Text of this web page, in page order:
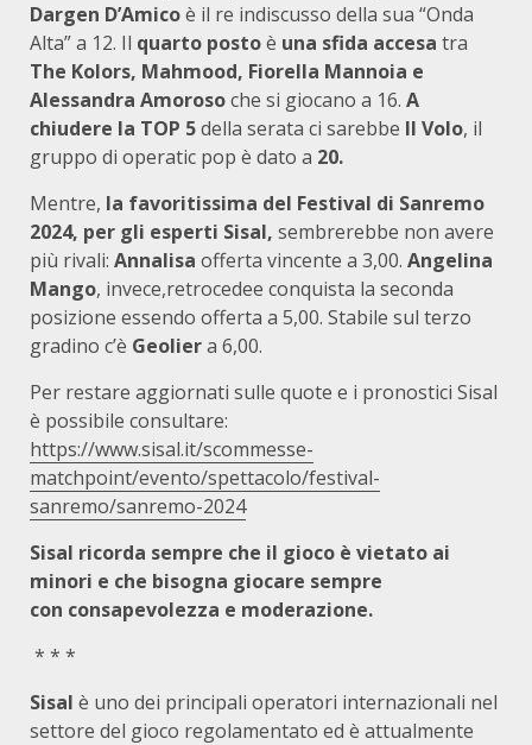
Dargen D’Amicoè il re indiscusso della sua “Onda
Alta” a 12. Il quarto postoè una sfida accesa tra
The Kolors, Mahmood, Fiorella Mannoia e
Alessandra Amorosoche si giocano a 16. A
chiudere la TOP 5della serata ci sarebbe Il Volo, il
gruppo di operatic pop è dato a 20.
Mentre, la favoritissima del Festival di Sanremo
2024, per gli esperti Sisal, sembrerebbe non avere
più rivali: Annalisa offerta vincente a 3,00. Angelina
Mango, invece,retrocedee conquista la seconda
posizione essendo offerta a 5,00. Stabile sul terzo
gradino c’è Geoliera 6,00.
Per restare aggiornati sulle quote e i pronostici Sisal
è possibile consultare:
https://www.sisal.it/scommesse-
matchpoint/evento/spettacolo/festival-
sanremo/sanremo-2024
Sisal ricorda sempre che il gioco è vietato ai
minori e che bisogna giocare sempre
con consapevolezza e moderazione.
* * *
Sisal è uno dei principali operatori internazionali nel
settore del gioco regolamentato ed è attualmente